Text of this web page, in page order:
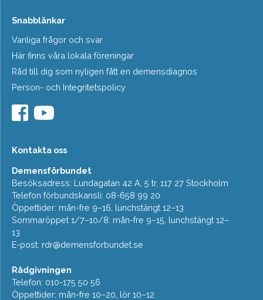
Snabblänkar
Vanliga frågor och svar
Här finns våra lokala föreningar
Råd till dig som nyligen fått en demensdiagnos
Person- och Integritetspolicy
Kontakta oss
Demensförbundet
Besöksadress: Lundagatan 42 A, 5 tr, 117 27 Stockholm
Telefon förbundskansli: 08-658 99 20
Öppettider: mån-fre 9–16, lunchstängt 12–13
Sommaröppet 1/7–10/8: mån-fre 9–15, lunchstängt 12–
13
E-post: rdr@demensforbundet.se
Rådgivningen
Telefon: 010-175 50 56
Öppettider: mån-fre 10–20, lör 10–12